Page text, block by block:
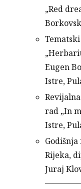
„Red
Eugen
Istre,
rad „In
Istre,
Rijeka,
Juraj